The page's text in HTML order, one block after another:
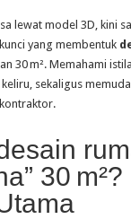
lewat model 3D, kini
yang membentuk
30 m². Memahami
sekaligus
30